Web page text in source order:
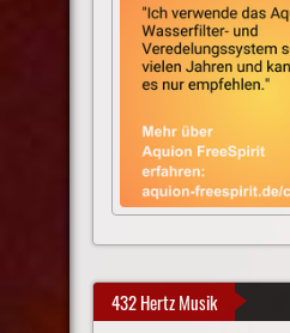
432 Hertz Musik